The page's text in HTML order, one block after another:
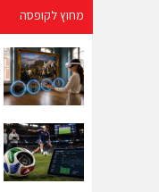
מחוץ לקופסה